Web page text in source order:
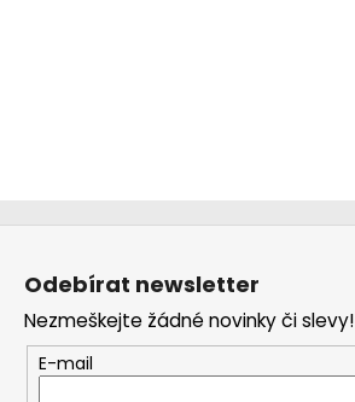
Z
Odebírat newsletter
Nezmeškejte žádné novinky či slevy!
E-mail